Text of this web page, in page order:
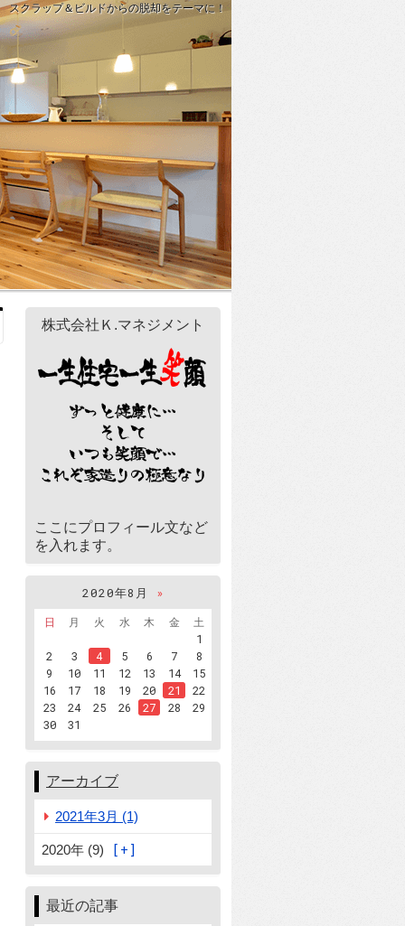
スクラップ＆ビルドからの脱却をテーマに！
株式会社Ｋ.マネジメント
ここにプロフィール文など
を入れます。
2020年8月
»
日
月 火 水 木 金
土
1
2
3 4 5 6 7
8
9
10 11 12 13 14
15
16
17 18 19 20 21
22
23
24 25 26 27 28
29
30
31
アーカイブ
2021年3月 (1)
2020年 (9)
最近の記事